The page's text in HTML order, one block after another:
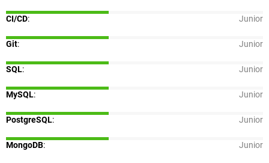
CI/CD: Junior
Git: Junior
SQL: Junior
MySQL: Junior
PostgreSQL: Junior
MongoDB: Junior